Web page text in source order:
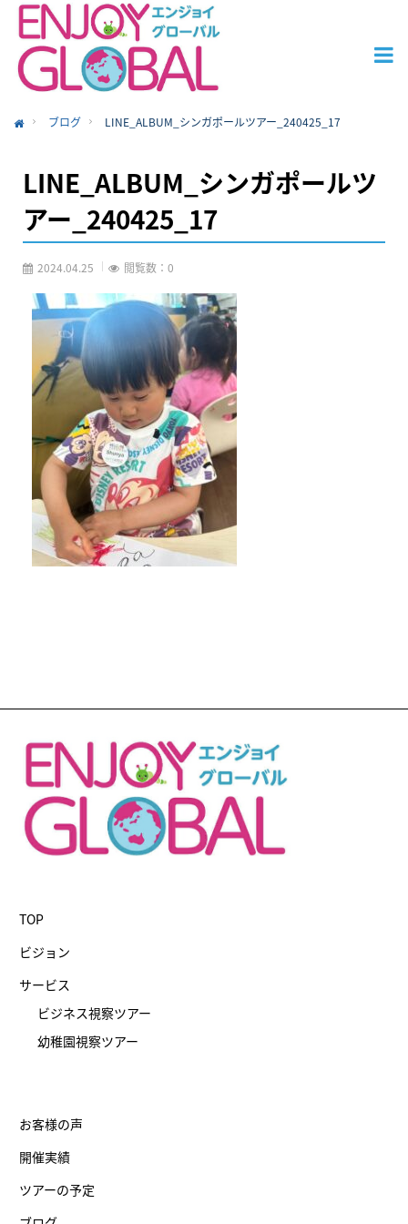
ブログ LINE_ALBUM_シンガポールツアー_240425_17
LINE_ALBUM_シンガポールツ
アー_240425_17
2024.04.25 閲覧数：0
TOP
ビジョン
サービス
ビジネス視察ツアー
幼稚園視察ツアー
お客様の声
開催実績
ツアーの予定